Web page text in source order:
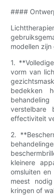
####
modellen
1.
vorm van
bedekken
verstelbare
effectiviteit
2.
kleinere
omsluiten
meest
kringen of